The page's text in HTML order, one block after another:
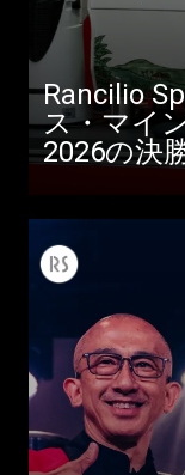
Rancilio
ス・マイ
2026の決